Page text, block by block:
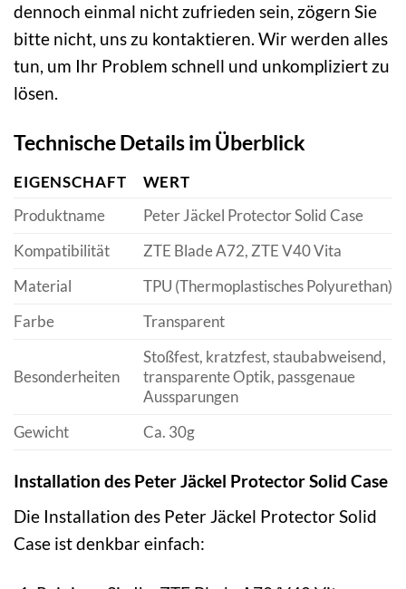
dennoch einmal nicht zufrieden sein, zögern Sie
bitte nicht, uns zu kontaktieren. Wir werden alles
tun, um Ihr Problem schnell und unkompliziert zu
lösen.
Technische Details im Überblick
EIGENSCHAFT
WERT
Produktname
Peter Jäckel Protector Solid Case
Kompatibilität
ZTE Blade A72, ZTE V40 Vita
Material
TPU (Thermoplastisches Polyurethan)
Farbe
Transparent
Besonderheiten
Stoßfest, kratzfest, staubabweisend,
transparente Optik, passgenaue
Aussparungen
Gewicht
Ca. 30g
Installation des Peter Jäckel Protector Solid Case
Die Installation des Peter Jäckel Protector Solid
Case ist denkbar einfach: